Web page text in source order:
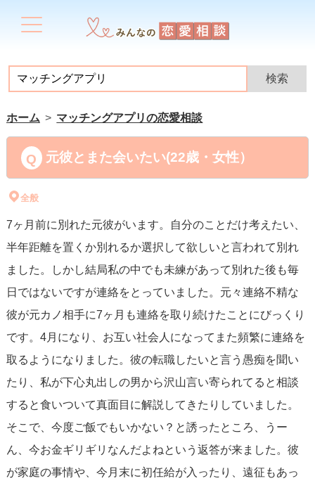
ホーム マッチングアプリの恋愛相談
元彼とまた会いたい(22歳・女性）
全般
7ヶ月前に別れた元彼がいます。自分のことだけ考えたい、
半年距離を置くか別れるか選択して欲しいと言われて別れ
ました。しかし結局私の中でも未練があって別れた後も毎
日ではないですが連絡をとっていました。元々連絡不精な
彼が元カノ相手に7ヶ月も連絡を取り続けたことにびっくり
です。4月になり、お互い社会人になってまた頻繁に連絡を
取るようになりました。彼の転職したいと言う愚痴を聞い
たり、私が下心丸出しの男から沢山言い寄られてると相談
すると食いついて真面目に解説してきたりしていました。
そこで、今度ご飯でもいかない？と誘ったところ、うー
ん、今お金ギリギリなんだよねという返答が来ました。彼
が家庭の事情や、今月末に初任給が入ったり、遠征もあっ